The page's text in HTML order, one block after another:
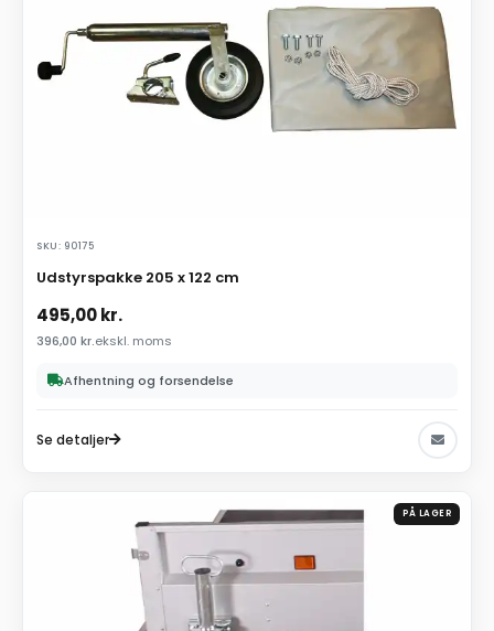
SKU: 90175
Udstyrspakke 205 x 122 cm
495,00kr.
396,00 kr.ekskl. moms
Afhentning og forsendelse
Se detaljer
PÅ LAGER